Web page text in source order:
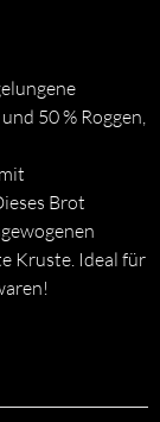
50 % Roggen,
Brot
Kruste. Ideal für